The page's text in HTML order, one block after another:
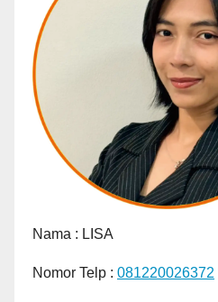
Nama : LISA
Nomor Telp : 081220026372